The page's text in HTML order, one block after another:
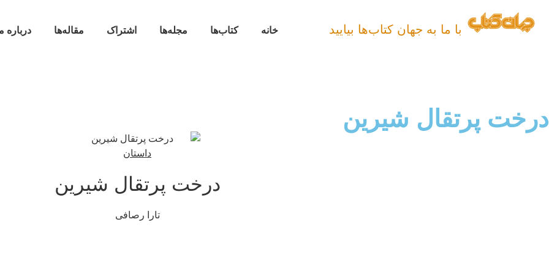
با ما به جهان کتاب‌ها بیایید خانه کتاب‌ها مجله‌ها اشتراک مقاله‌ها درباره
درخت پرتقال شیرین
داستان
درخت پرتقال شیرین
تارا رصافی